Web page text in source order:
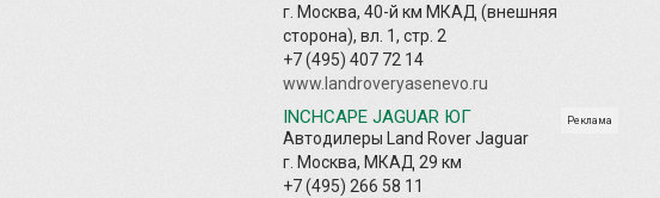
г. Москва, 40-й км МКАД (внешняя
сторона), вл. 1, стр. 2
+7 (495) 407 72 14
www.landroveryasenevo.ru
Реклама
INCHCAPE JAGUAR ЮГ
Автодилеры Land Rover Jaguar
г. Москва, МКАД 29 км
+7 (495) 266 58 11